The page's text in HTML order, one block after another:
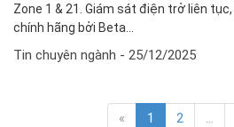
Zone 1 & 21. Giám sát điện trở liên
chính hãng bởi Beta...
Tin chuyên ngành - 25/12/2025
« 1 2 ...